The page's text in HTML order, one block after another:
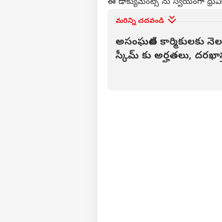
ఈ డాక్యుమెంట్స్ ను స్వయంగా
మరిన్ని చదవండి
అసంఘటిత కార్మికులకు
స్కీమ్ కు అర్హతలు,
LOGIN